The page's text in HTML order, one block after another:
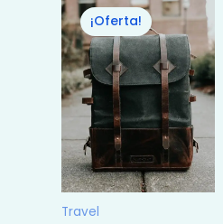
¡Oferta!
Travel
precio
original
era:
$ 55,00.
precio
actual
es:
$ 35,00.